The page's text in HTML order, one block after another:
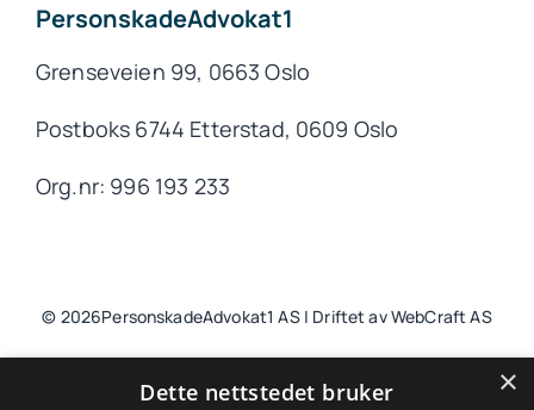
PersonskadeAdvokat1
Grenseveien 99, 0663 Oslo
Postboks 6744 Etterstad, 0609 Oslo
Org.nr: 996 193 233
© 2026PersonskadeAdvokat1 AS | Driftet av WebCraft AS
×
Dette nettstedet bruker